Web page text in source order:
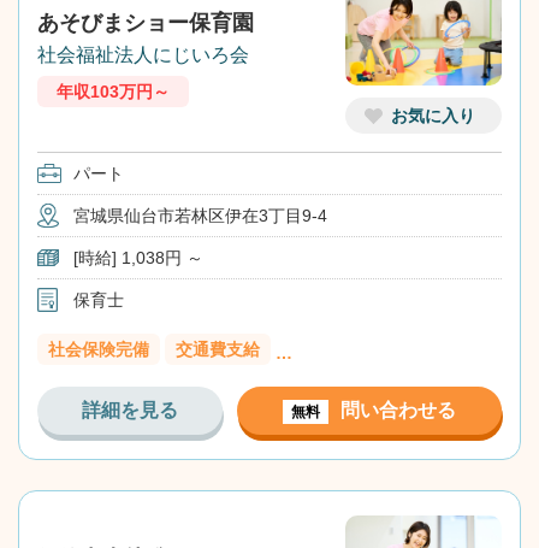
お気に入り
あそびまショー保育園
社会福祉法人にじいろ会
年収103万円～
パート
宮城県仙台市若林区伊在3丁目9-4
[時給] 1,038円 ～
保育士
社会保険完備 交通費支給 …
詳細を見る 無料 問い合わせる